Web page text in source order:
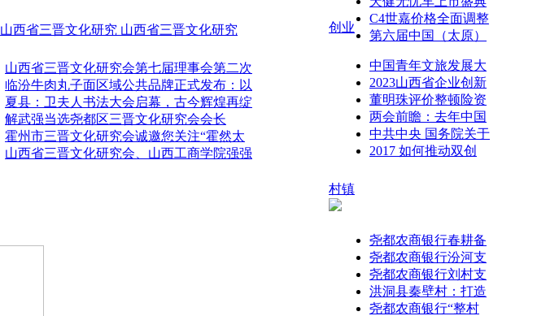
山西省三晋文化研究 山西省三晋文化研究
山西省三晋文化研究会第七届理事会第二次
临汾牛肉丸子面区域公共品牌正式发布：以
夏县：卫夫人书法大会启幕，古今辉煌再绽
解武强当选尧都区三晋文化研究会会长
霍州市三晋文化研究会诚邀您关注“霍然太
山西省三晋文化研究会、山西工商学院强强
C4世嘉价格全面调整
第六届中国（太原）
创业
中国青年文旅发展大
2023山西省企业创新
董明珠评价整顿险资
两会前瞻：去年中国
中共中央 国务院关于
2017 如何推动双创
村镇
尧都农商银行春耕备
尧都农商银行汾河支
尧都农商银行刘村支
洪洞县秦壁村：打造
尧都农商银行“整村